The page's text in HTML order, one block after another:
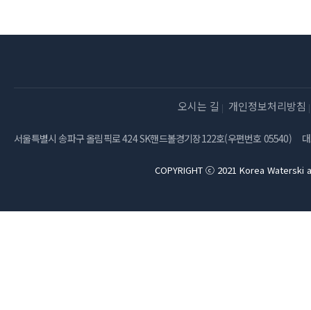
오시는 길 개인정보처리방침
서울특별시 송파구 올림픽로 424 SK핸드볼경기장122호(우편번호 05540)
COPYRIGHT ⓒ 2021 Korea Waterski